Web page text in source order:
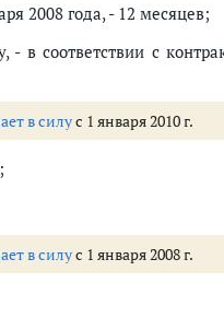
2008 года, - 12 месяцев;
в соответствии с
в силус 1 января 2010 г.
в силус 1 января 2008 г.